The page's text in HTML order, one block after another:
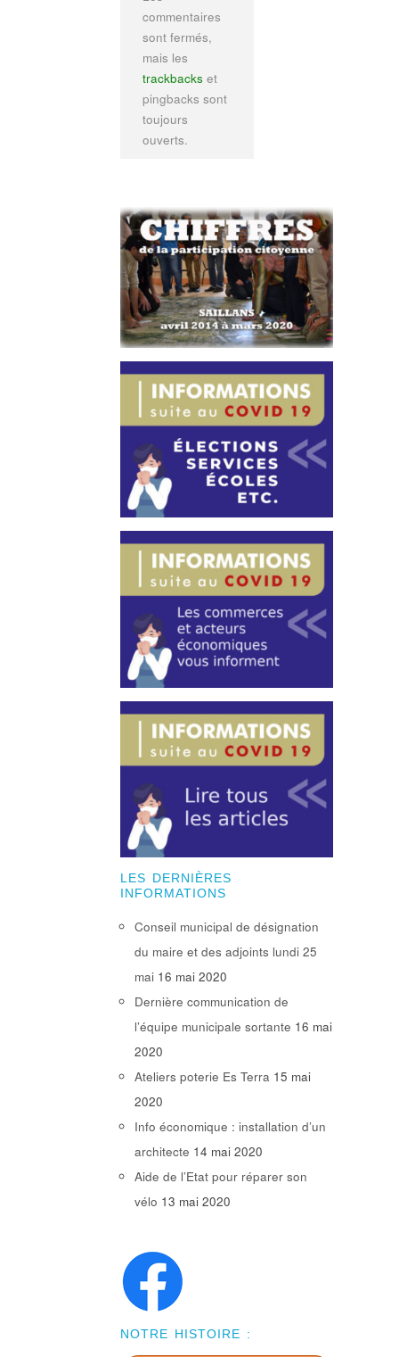
commentaires
sont fermés,
mais les
trackbacks et
pingbacks sont
toujours
ouverts.
LES DERNIÈRES
INFORMATIONS
Conseil municipal de désignation
du maire et des adjoints lundi 25
mai 16 mai 2020
Dernière communication de
l’équipe municipale sortante 16 mai
2020
Ateliers poterie Es Terra 15 mai
2020
Info économique : installation d’un
architecte 14 mai 2020
Aide de l’Etat pour réparer son
vélo 13 mai 2020
NOTRE HISTOIRE :